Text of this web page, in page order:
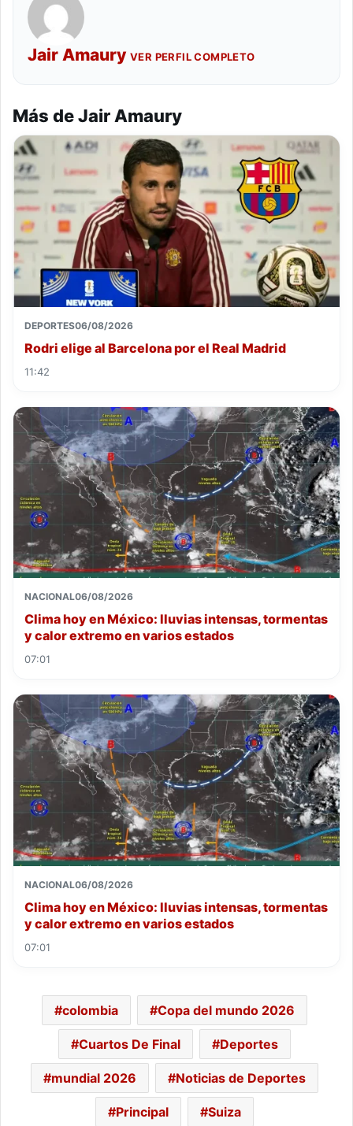
Jair Amaury VER PERFIL COMPLETO
Más de Jair Amaury
DEPORTES06/08/2026
Rodri elige al Barcelona por el Real Madrid
11:42
NACIONAL06/08/2026
Clima hoy en México: lluvias intensas, tormentas
y calor extremo en varios estados
07:01
NACIONAL06/08/2026
Clima hoy en México: lluvias intensas, tormentas
y calor extremo en varios estados
07:01
colombia Copa del mundo 2026
Cuartos De Final Deportes
mundial 2026 Noticias de Deportes
Principal Suiza